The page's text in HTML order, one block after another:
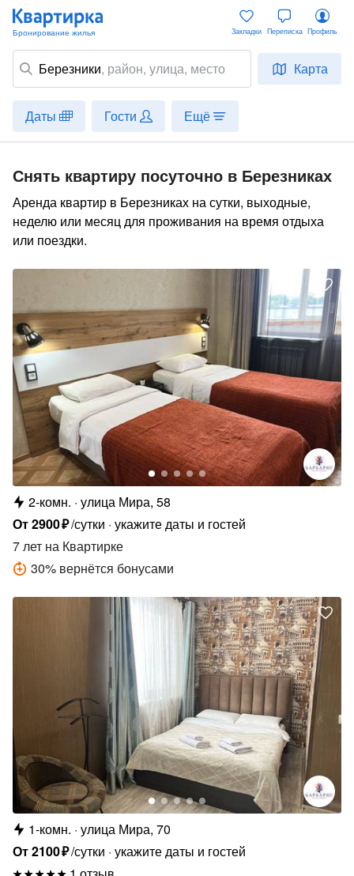
Березники, район, улица, место Карта
Закладки Переписка Профиль
Даты Гости Ещё
Снять квартиру посуточно в Березниках
Аренда квартир в Березниках на сутки, выходные,
неделю или месяц для проживания на время отдыха
или поездки.
2-комн. улица Мира, 58
От2900₽/сутки укажите даты и гостей
7 лет на Квартирке
30% вернётся бонусами
1-комн. улица Мира, 70
От2100₽/сутки укажите даты и гостей